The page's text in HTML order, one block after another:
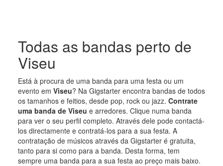
Todas as bandas perto de
Viseu
Está à procura de uma banda para uma festa ou um
evento em Viseu? Na Gigstarter encontra bandas de todos
os tamanhos e feitios, desde pop, rock ou jazz. Contrate
uma banda de Viseu e arredores. Clique numa banda
para ver o seu perfil completo. Através dele pode contactá-
los directamente e contratá-los para a sua festa. A
contratação de músicos através da Gigstarter é gratuita,
tanto para si como para a banda. Desta forma, tem
sempre uma banda para a sua festa ao preço mais baixo.